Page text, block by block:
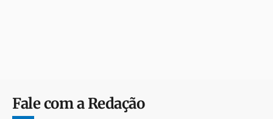
Fale com a Redação